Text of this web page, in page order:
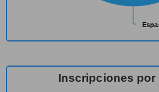
Inscripciones por